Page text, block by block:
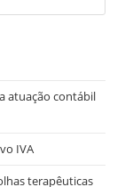
atuação contábil
IVA
terapêuticas